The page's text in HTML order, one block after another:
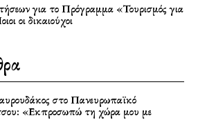
για το Πρόγραμμα «Τουρισμός για
οι δικαιούχοι
στο Πανευρωπαϊκό
«Εκπροσωπώ τη χώρα μου με